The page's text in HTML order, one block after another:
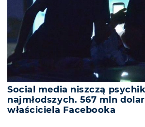
Social media niszczą
najmłodszych. 567 mln
właściciela Facebooka